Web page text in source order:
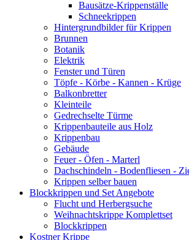
Bausätze-Krippenställe
Schneekrippen
Hintergrundbilder für Krippen
Brunnen
Botanik
Elektrik
Fenster und Türen
Töpfe - Körbe - Kannen - Krüge
Balkonbretter
Kleinteile
Gedrechselte Türme
Krippenbauteile aus Holz
Krippenbau
Gebäude
Feuer - Öfen - Marterl
Dachschindeln - Bodenfliesen -
Krippen selber bauen
Blockkrippen und Set Angebote
Flucht und Herbergsuche
Weihnachtskrippe Komplettset
Blockkrippen
Kostner Krippe